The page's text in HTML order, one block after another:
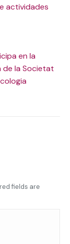
actividades
en la
de la Societat
fields are